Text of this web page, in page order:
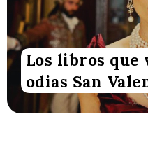
Los libros que
odias San